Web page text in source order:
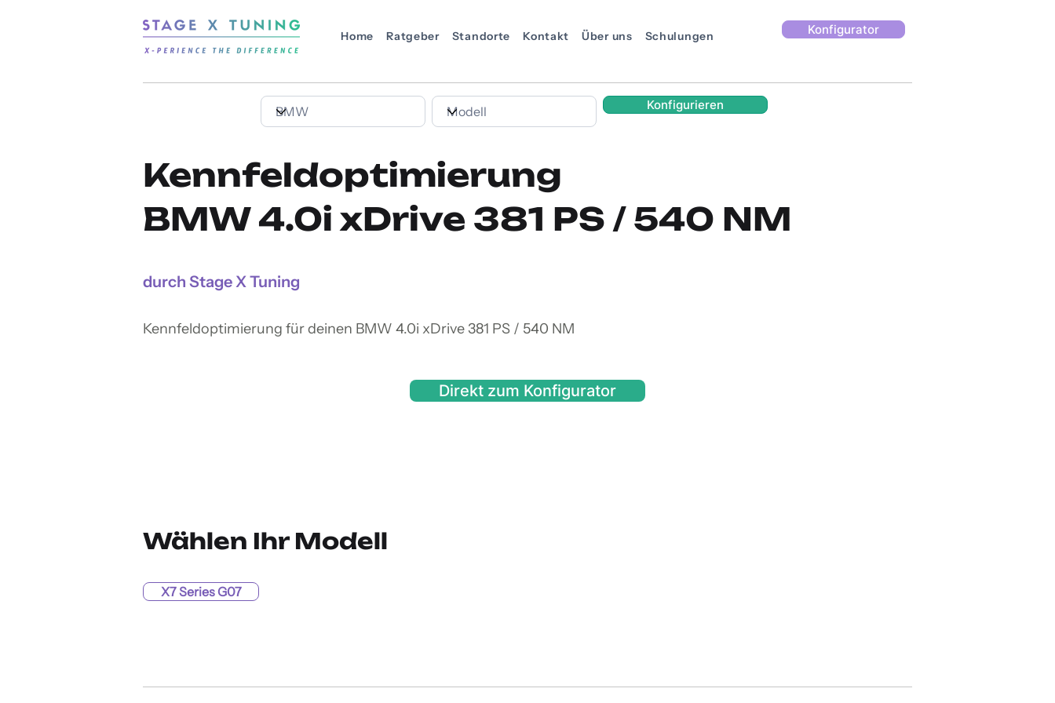
Home Ratgeber Standorte Kontakt Über uns Schulungen Konfigurator
Konfigurieren
Kennfeldoptimierung
BMW 4.0i xDrive 381 PS / 540 NM
durch Stage X Tuning
Kennfeldoptimierung für deinen BMW 4.0i xDrive 381 PS / 540 NM
Direkt zum Konfigurator
Wählen Ihr Modell
X7 Series G07